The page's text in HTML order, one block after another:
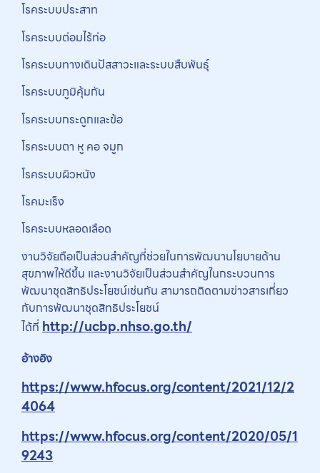
โรคระบบประสาท
โรคระบบต่อมไร้ท่อ
โรคระบบทางเดินปัสสาวะและระบบสืบพันธุ์
โรคระบบภูมิคุ้มกัน
โรคระบบกระดูกและข้อ
โรคระบบตา หู คอ จมูก
โรคระบบผิวหนัง
โรคมะเร็ง
โรคระบบหลอดเลือด
งานวิจัยถือเป็นส่วนสำคัญที่ช่วยในการพัฒนานโยบายด้าน
สุขภาพให้ดีขึ้น และงานวิจัยเป็นส่วนสำคัญในกระบวนการ
พัฒนาชุดสิทธิประโยชน์เช่นกัน สามารถติดตามข่าวสารเกี่ยว
กับการพัฒนาชุดสิทธิประโยชน์
ได้ที่ http://ucbp.nhso.go.th/
อ้างอิง
https://www.hfocus.org/content/2021/12/2
4064
https://www.hfocus.org/content/2020/05/1
9243